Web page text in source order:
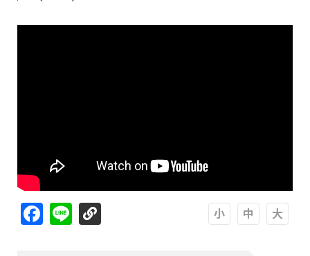
Facebook
Line